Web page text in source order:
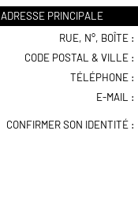
ADRESSE PRINCIPALE
RUE, N°, BOÎTE :
CODE POSTAL & VILLE :
TÉLÉPHONE :
E-MAIL :
CONFIRMER SON IDENTITÉ :